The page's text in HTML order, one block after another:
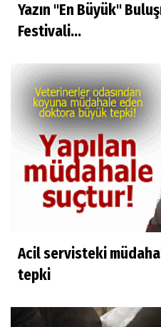
Yazın "En Büyük"
Festivali...
Acil servisteki
tepki